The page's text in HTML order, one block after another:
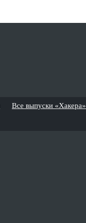
Все выпуски «Хакера»